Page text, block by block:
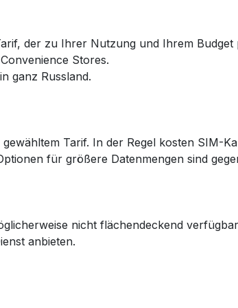
der zu Ihrer Nutzung und Ihrem Budget
Stores.
ganz Russland.
Tarif. In der Regel kosten SIM-
für größere Datenmengen sind
nicht flächendeckend
anbieten.